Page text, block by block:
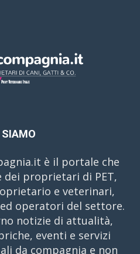
SIAMO
è il portale che
dei proprietari di PET,
e veterinari,
operatori del settore.
notizie di attualità,
eventi e servizi
da compagnia e non